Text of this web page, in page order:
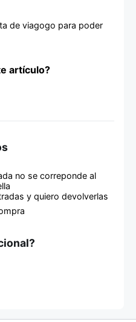
de viagogo para poder
artículo?
no se correponde al
y quiero devolverlas